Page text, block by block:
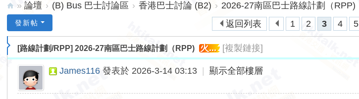
lk.
» 論壇 › (B) Bus 巴士討論區 › 香港巴士討論 (B2) › 2026-27南區巴士路線計劃（RPP)
1
2 3 4 5
返回列表
發新帖
[路線計劃/RPP]2026-27南區巴士路線計劃（RPP) 火... [複製鏈接]
James116 發表於 2026-3-14 03:13 顯示全部樓層